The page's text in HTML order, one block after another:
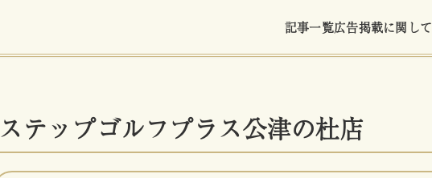
記事一覧広告掲載に関して
ステップゴルフプラス公津の杜店